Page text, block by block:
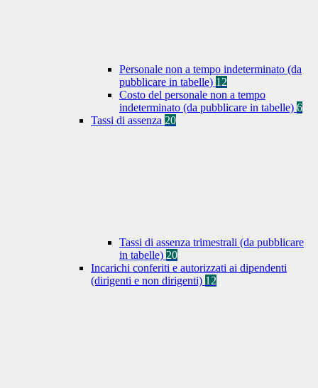
Personale non a tempo indeterminato (da
pubblicare in tabelle) 12
Costo del personale non a tempo
indeterminato (da pubblicare in tabelle) 6
Tassi di assenza 20
Tassi di assenza trimestrali (da pubblicare
in tabelle) 20
Incarichi conferiti e autorizzati ai dipendenti
(dirigenti e non dirigenti) 12